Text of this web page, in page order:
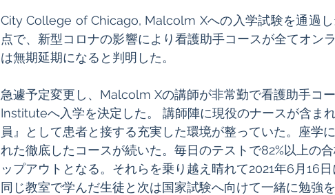
City College of Chicago, Malcolm Xへの入学試験を通過
点で、新型コロナの影響により看護助手コースが全てオン
は無期延期になると判明した。
急遽予定変更し、Malcolm Xの講師が非常勤で看護助手コ
Instituteへ入学を決定した。 講師陣に現役のナースが含ま
員』として患者と接する充実した環境が整っていた。座学
れた徹底したコースが続いた。毎日のテストで82%以上の
ップアウトとなる。それらを乗り越え晴れて2021年6月16
同じ教室で学んだ生徒と次は国家試験へ向けて一緒に勉強